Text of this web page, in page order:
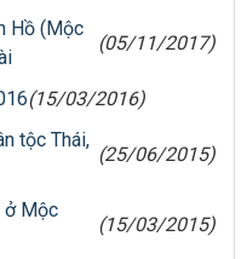
Hồ (Mộc
(05/11/2017)
(15/03/2016)
tộc Thái,
(25/06/2015)
ở Mộc
(15/03/2015)